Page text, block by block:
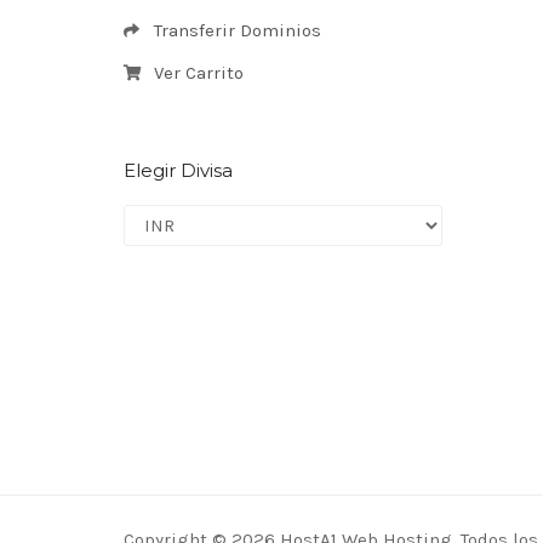
Transferir Dominios
Ver Carrito
Elegir Divisa